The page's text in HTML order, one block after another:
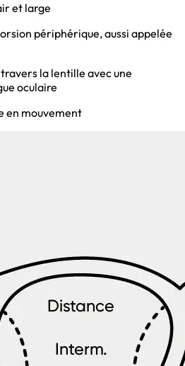
et large
périphérique, aussi appelée
la lentille avec une
oculaire
en mouvement